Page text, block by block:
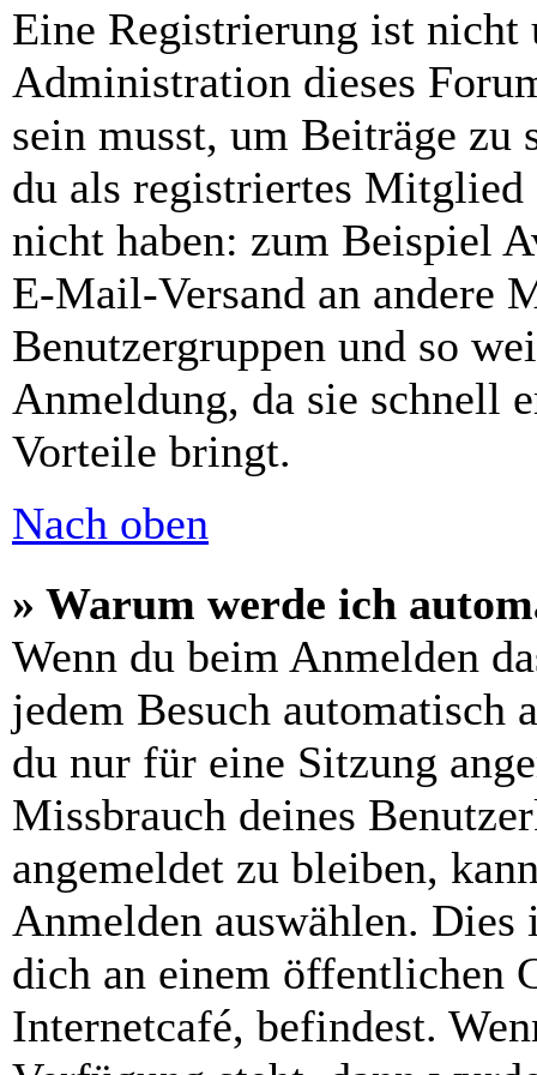
Eine Registrierung ist
Administration dieses
sein musst, um Beiträge
du als registriertes Mitglied
nicht haben: zum Beispiel
E-Mail-Versand an andere
Benutzergruppen und so
Anmeldung, da sie schnell
Vorteile bringt.
Nach oben
» Warum werde ich
Wenn du beim Anmelden
jedem Besuch automatisch
du nur für eine Sitzung
Missbrauch deines
angemeldet zu bleiben,
Anmelden auswählen.
dich an einem öffentlichen
Internetcafé, befindest.